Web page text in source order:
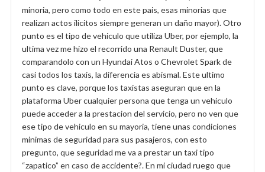
minoria, pero como todo en este pais, esas minorias que
realizan actos ilicitos siempre generan un daño mayor). Otro
punto es el tipo de vehiculo que utiliza Uber, por ejemplo, la
ultima vez me hizo el recorrido una Renault Duster, que
comparandolo con un Hyundai Atos o Chevrolet Spark de
casi todos los taxis, la diferencia es abismal. Este ultimo
punto es clave, porque los taxistas aseguran que en la
plataforma Uber cualquier persona que tenga un vehiculo
puede acceder a la prestacion del servicio, pero no ven que
ese tipo de vehiculo en su mayoria, tiene unas condiciones
minimas de seguridad para sus pasajeros, con esto
pregunto, que seguridad me va a prestar un taxi tipo
“zapatico” en caso de accidente?. En mi ciudad ruego que